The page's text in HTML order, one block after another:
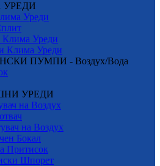
Уреди
Клима Уреди
Клима Уреди
ПУМПИ - Воздух/Вода
УРЕДИ
на Воздух
на Воздух
Бокал
Притисок
Шпорет